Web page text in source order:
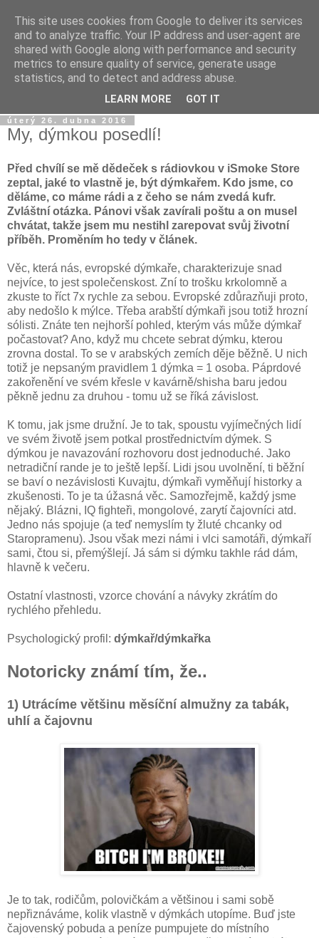
Dýmkařův koutek
Místo pro všechny, kteří se chtějí dozvědět něco o světě
vodních dýmek a trochu se pobavit!
úterý 26. dubna 2016
My, dýmkou posedlí!
Před chvílí se mě dědeček s rádiovkou v iSmoke Store
zeptal, jaké to vlastně je, být dýmkařem. Kdo jsme, co
děláme, co máme rádi a z čeho se nám zvedá kufr.
Zvláštní otázka. Pánovi však zavírali poštu a on musel
chvátat, takže jsem mu nestihl zarepovat svůj životní
příběh. Proměním ho tedy v článek.
Věc, která nás, evropské dýmkaře, charakterizuje snad
nejvíce, to jest společenskost. Zní to trošku krkolomně a
zkuste to říct 7x rychle za sebou. Evropské zdůrazňuji proto,
aby nedošlo k mýlce. Třeba arabští dýmkaři jsou totiž hrozní
sólisti. Znáte ten nejhorší pohled, kterým vás může dýmkař
počastovat? Ano, když mu chcete sebrat dýmku, kterou
zrovna dostal. To se v arabských zemích děje běžně. U nich
totiž je nepsaným pravidlem 1 dýmka = 1 osoba. Páprdové
zakořenění ve svém křesle v kavárně/shisha baru jedou
pěkně jednu za druhou - tomu už se říká závislost.
K tomu, jak jsme družní. Je to tak, spoustu vyjímečných lidí
ve svém životě jsem potkal prostřednictvím dýmek. S
dýmkou je navazování rozhovoru dost jednoduché. Jako
netradiční rande je to ještě lepší. Lidi jsou uvolnění, ti běžní
se baví o nezávislosti Kuvajtu, dýmkaři vyměňují historky a
zkušenosti. To je ta úžasná věc. Samozřejmě, každý jsme
nějaký. Blázni, IQ fighteři, mongolové, zarytí čajovníci atd.
Jedno nás spojuje (a teď nemyslím ty žluté chcanky od
Staropramenu). Jsou však mezi námi i vlci samotáři, dýmkaří
sami, čtou si, přemýšlejí. Já sám si dýmku takhle rád dám,
hlavně k večeru.
Ostatní vlastnosti, vzorce chování a návyky zkrátím do
rychlého přehledu.
Psychologický profil: dýmkař/dýmkařka
Notoricky známí tím, že..
1) Utrácíme většinu měsíční almužny za tabák,
uhlí a čajovnu
Je to tak, rodičům, polovičkám a většinou i sami sobě
nepřiznáváme, kolik vlastně v dýmkách utopíme. Buď jste
čajovenský pobuda a peníze pumpujete do místního
This site uses cookies from Google to deliver its services
and to analyze traffic. Your IP address and user-agent are
shared with Google along with performance and security
metrics to ensure quality of service, generate usage
statistics, and to detect and address abuse.
LEARN MORE GOT IT